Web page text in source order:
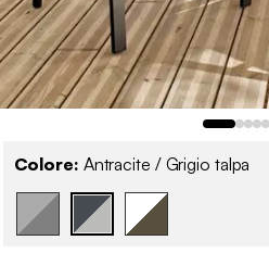
Colore: Antracite / Grigio talpa